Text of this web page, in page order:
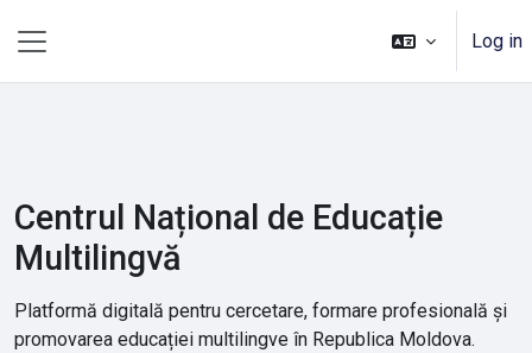
Log in
Centrul Național de Educație
Multilingvă
Platformă digitală pentru cercetare, formare profesională și
promovarea educației multilingve în Republica Moldova.